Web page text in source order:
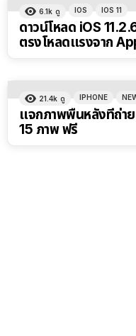
6.1k ดู IOS IOS 11
ดาวน์โหลด iOS
ตรงโหลดแรงจาก
21.4k ดู IPHONE
แจกภาพพื้นหลังที่ถ่า
15 ภาพ ฟรี